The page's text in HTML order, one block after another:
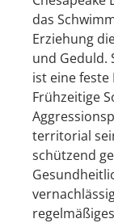
das
Erziehung
und Geduld.
ist eine
Frühzeitige
territorial
schützend